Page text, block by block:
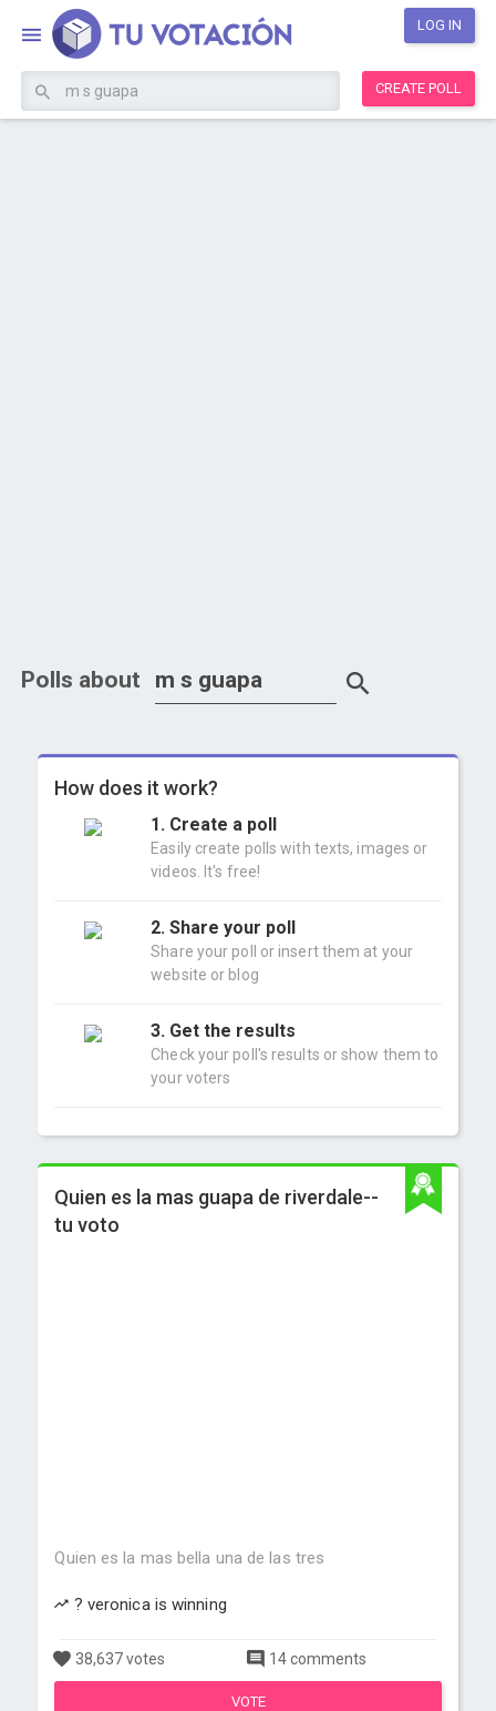
LOG IN
CREATE POLL
Polls about
How does it work?
1. Create a poll
Easily create polls with texts, images or
videos. It's free!
2. Share your poll
Share your poll or insert them at your
website or blog
3. Get the results
Check your poll's results or show them to
your voters
Quien es la mas guapa de riverdale--
tu voto
Quien es la mas bella una de las tres
? veronica is winning
38,637 votes 14 comments
VOTE